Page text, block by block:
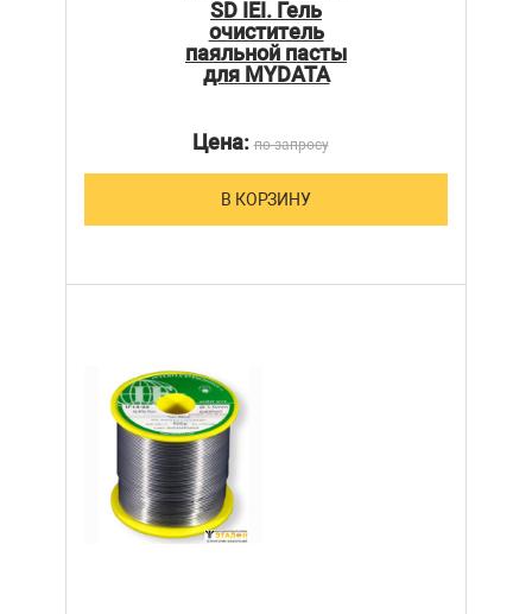
SD IEI. Гель
очиститель
паяльной пасты
для MYDATA
Цена:по запросу
В КОРЗИНУ